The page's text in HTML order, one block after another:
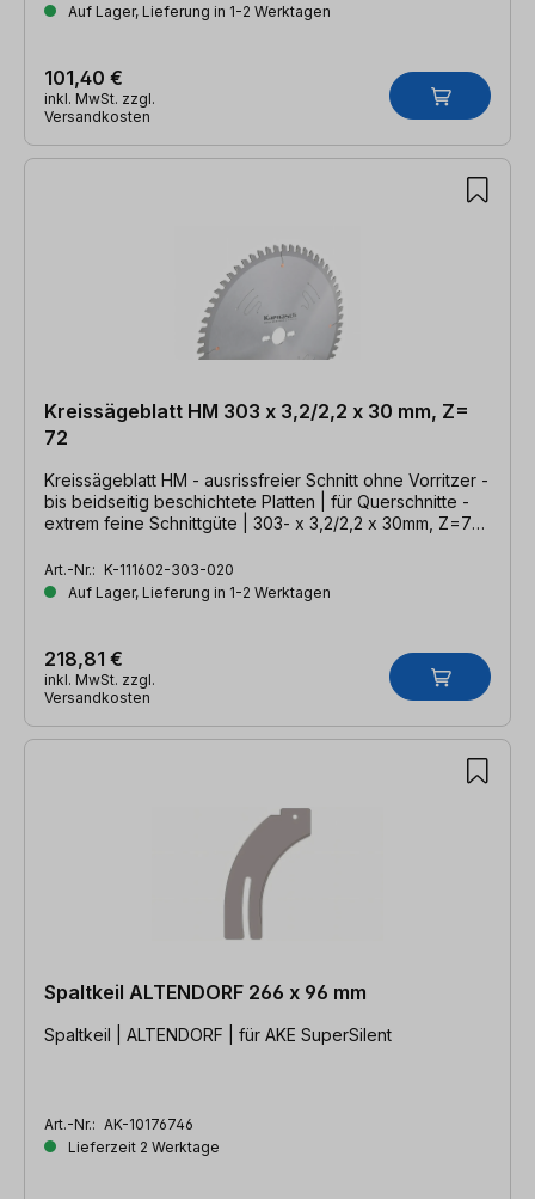
Auf Lager, Lieferung in 1-2 Werktagen
101,40 €
inkl. MwSt. zzgl.
Versandkosten
Kreissägeblatt HM 303 x 3,2/2,2 x 30 mm, Z=
72
Kreissägeblatt HM - ausrissfreier Schnitt ohne Vorritzer -
bis beidseitig beschichtete Platten | für Querschnitte -
extrem feine Schnittgüte | 303- x 3,2/2,2 x 30mm, Z=72
Art.-Nr.: K-111602-303-020
Auf Lager, Lieferung in 1-2 Werktagen
218,81 €
inkl. MwSt. zzgl.
Versandkosten
Spaltkeil ALTENDORF 266 x 96 mm
Spaltkeil | ALTENDORF | für AKE SuperSilent
Art.-Nr.: AK-10176746
Lieferzeit 2 Werktage